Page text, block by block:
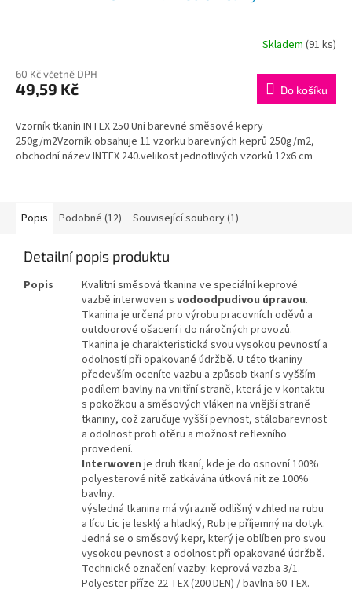
R
M
A
Skladem (91 ks)
60 Kč včetně DPH
49,59 Kč Do košíku
Vzorník tkanin INTEX 250 Uni barevné směsové kepry
250g/m2Vzorník obsahuje 11 vzorku barevných keprů 250g/m2,
obchodní název INTEX 240.velikost jednotlivých vzorků 12x6 cm
Popis Podobné (12) Související soubory (1)
Detailní popis produktu
Popis
Kvalitní směsová tkanina ve speciální keprové
vazbě interwoven s vodoodpudivou úpravou.
Tkanina je určená pro výrobu pracovních oděvů a
outdoorové ošacení i do náročných provozů.
Tkanina je charakteristická svou vysokou pevností a
odolností při opakované údržbě. U této tkaniny
především oceníte vazbu a způsob tkaní s vyšším
podílem bavlny na vnitřní straně, která je v kontaktu
s pokožkou a směsových vláken na vnější straně
tkaniny, což zaručuje vyšší pevnost, stálobarevnost
a odolnost proti otěru a možnost reflexního
provedení.
Interwoven je druh tkaní, kde je do osnovní 100%
polyesterové nitě zatkávána útková nit ze 100%
bavlny.
výsledná tkanina má výrazně odlišný vzhled na rubu
a lícu Lic je lesklý a hladký, Rub je příjemný na dotyk.
Jedná se o směsový kepr, který je oblíben pro svou
vysokou pevnost a odolnost při opakované údržbě.
Technické označení vazby: keprová vazba 3/1.
Polyester příze 22 TEX (200 DEN) / bavlna 60 TEX.